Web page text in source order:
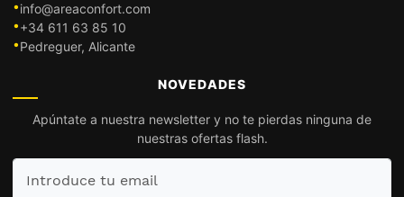
info@areaconfort.com
+34 611 63 85 10
Pedreguer, Alicante
NOVEDADES
Apúntate a nuestra newsletter y no te pierdas ninguna de
nuestras ofertas flash.
Introduce